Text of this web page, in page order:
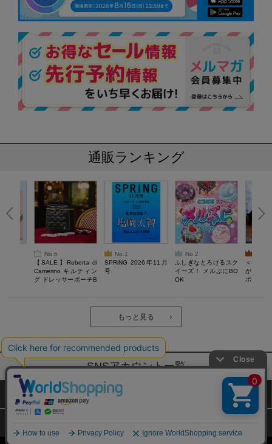
通販ランキング
No.6
【SALE】Roberta di
Camerino キルティン
グ ドレッサーポーチB
No.1
SPRiNG 2026年11月
号
No.2
ふしぎなとろけるスク
イーズ！ メルぷにBO
OK
＜SALE
がある
ポーチ
もっと見る
SNSアカウントー覧
サイトマップ